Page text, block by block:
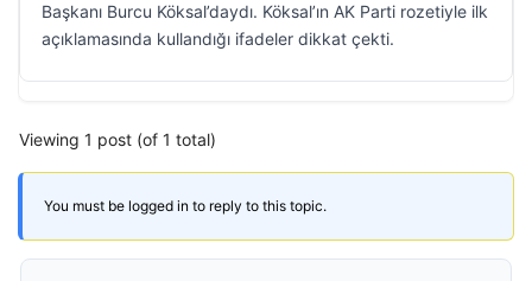
Başkanı Burcu Köksal’daydı. Köksal’ın AK Parti rozetiyle ilk
açıklamasında kullandığı ifadeler dikkat çekti.
Viewing 1 post (of 1 total)
You must be logged in to reply to this topic.